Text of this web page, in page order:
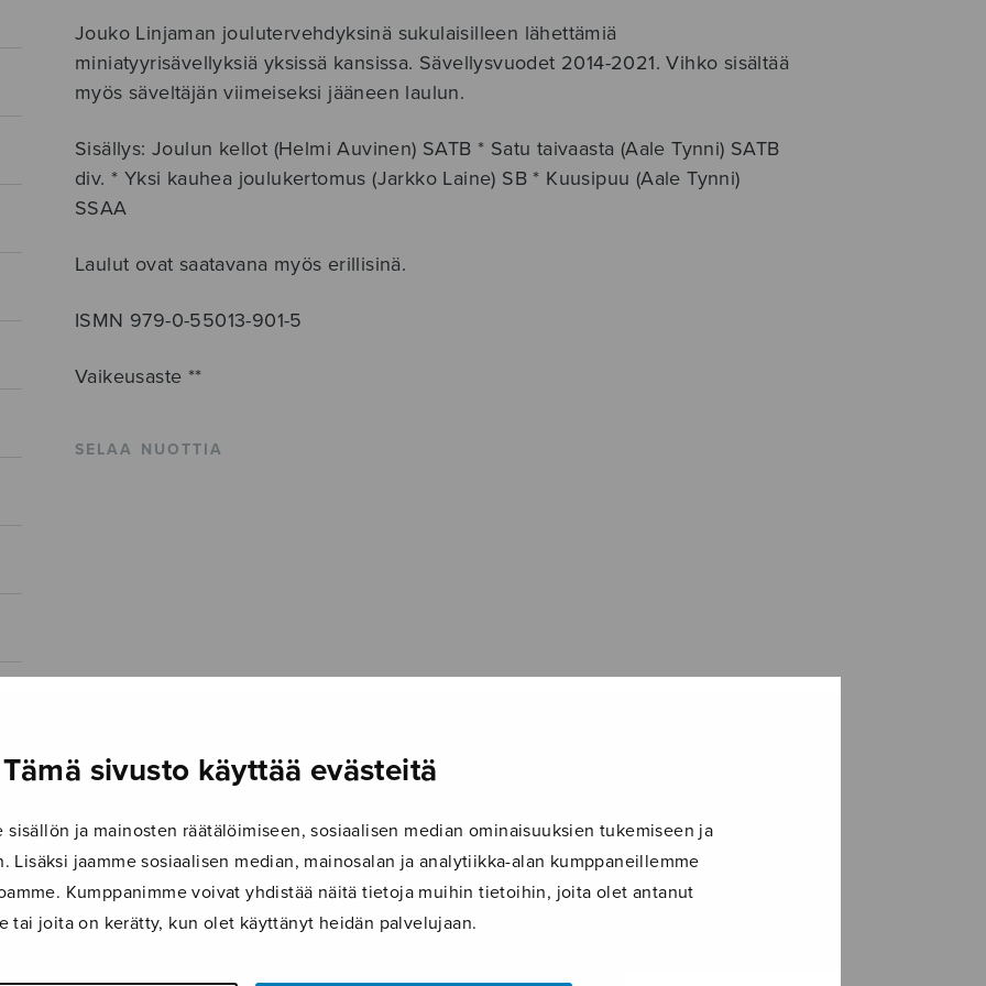
Tämä sivusto käyttää evästeitä
sisällön ja mainosten räätälöimiseen, sosiaalisen median ominaisuuksien tukemiseen ja
Lisäksi jaamme sosiaalisen median, mainosalan ja analytiikka-alan kumppaneillemme
Kumppanimme voivat yhdistää näitä tietoja muihin tietoihin, joita olet antanut
tai joita on kerätty, kun olet käyttänyt heidän palvelujaan.
Jouko Linjaman joulutervehdyksinä sukulaisilleen lähettämiä
miniatyyrisävellyksiä yksissä kansissa. Sävellysvuodet 2014-2021. Vihko sisältää
myös säveltäjän viimeiseksi jääneen laulun.
Sisällys: Joulun kellot (Helmi Auvinen) SATB * Satu taivaasta (Aale Tynni) SATB
div. * Yksi kauhea joulukertomus (Jarkko Laine) SB * Kuusipuu (Aale Tynni)
SSAA
Laulut ovat saatavana myös erillisinä.
ISMN 979-0-55013-901-5
Vaikeusaste **
SELAA NUOTTIA